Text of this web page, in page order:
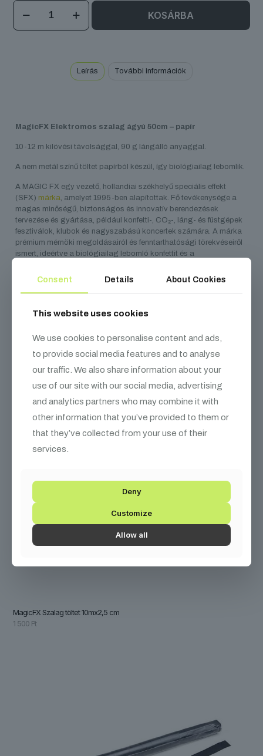
MagicFX
Elektromos
szalag
KOSÁRBA
Leírás További információk
MagicFX Elektromos szalag ágyú 50cm – papír
10-12 m kilövési távolsággal, 90 g lángálló anyaggal.
A nem metál színű töltet papírból készül, így biológiailag lebomlik.
A MAGIC FX egy vezető, hollandiai székhelyű speciális effekt
(SFX) márka, amelyet 1995-ben alapítottak. Fő tevékenysége a
magas minőségű, biztonságos és innovatív berendezések
tervezése és gyártása, például konfetti-, CO₂-, láng- és füstgépek
fesztiválok, klubok és nagyszabású koncertek számára. A márka
prémium mérnöki megoldásairól és fenntarthatósági törekvéseiről
ismert, ideértve a biológiailag lebomló konfettit és a
Kapcsolódótermékek
MagicFX Szalag töltet 10mx2,5 cm
1 500 Ft
Consent Details About Cookies
This website uses cookies
We use cookies to personalise content and ads,
to provide social media features and to analyse
our traffic. We also share information about your
use of our site with our social media, advertising
and analytics partners who may combine it with
other information that you’ve provided to them or
that they’ve collected from your use of their
services.
Deny
Customize
Allow all